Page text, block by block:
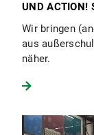
UND
Wir bringen
aus
näher.